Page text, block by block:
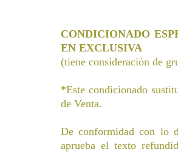
CONDICIONADO
EN EXCLUSIVA
(tiene consideración de
*Este condicionado
de Venta.
De conformidad con lo
aprueba el texto